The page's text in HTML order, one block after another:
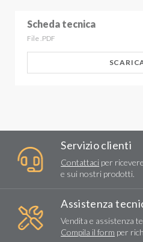
Scheda tecnica
File .PDF
Servizio clienti
Contattaci per
e sui nostri prodotti.
Assistenza
Vendita e assistenza
Compila il form per